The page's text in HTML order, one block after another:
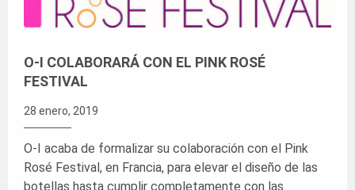
O-I COLABORARÁ CON EL PINK ROSÉ
FESTIVAL
28 enero, 2019
O-I acaba de formalizar su colaboración con el Pink
Rosé Festival, en Francia, para elevar el diseño de las
botellas hasta cumplir completamente con las